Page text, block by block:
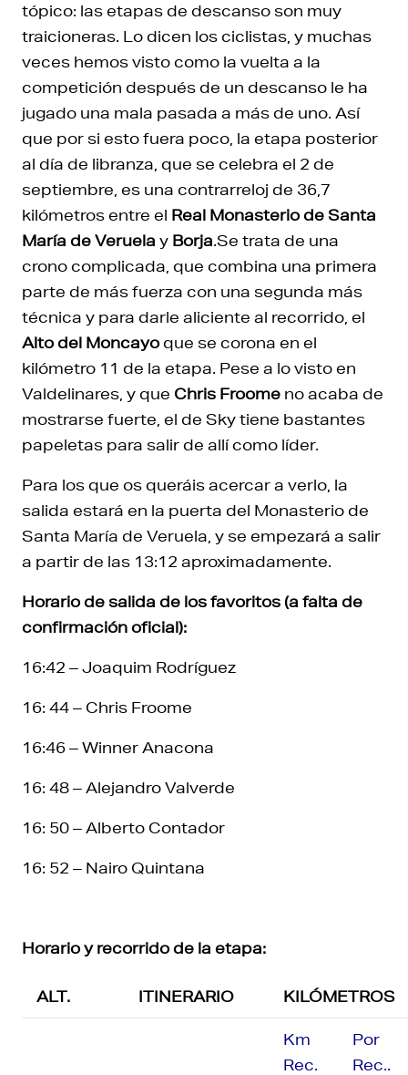
tópico: las etapas de descanso son muy
traicioneras. Lo dicen los ciclistas, y muchas
veces hemos visto como la vuelta a la
competición después de un descanso le ha
jugado una mala pasada a más de uno. Así
que por si esto fuera poco, la etapa posterior
al día de libranza, que se celebra el 2 de
septiembre, es una contrarreloj de 36,7
kilómetros entre el Real Monasterio de Santa
María de Veruela y Borja.Se trata de una
crono complicada, que combina una primera
parte de más fuerza con una segunda más
técnica y para darle aliciente al recorrido, el
Alto del Moncayoque se corona en el
kilómetro 11 de la etapa. Pese a lo visto en
Valdelinares, y que Chris Froome no acaba de
mostrarse fuerte, el de Sky tiene bastantes
papeletas para salir de allí como líder.
Para los que os queráis acercar a verlo, la
salida estará en la puerta del Monasterio de
Santa María de Veruela, y se empezará a salir
a partir de las 13:12 aproximadamente.
Horario de salida de los favoritos (a falta de
confirmación oficial):
16:42 – Joaquim Rodríguez
16: 44 – Chris Froome
16:46 – Winner Anacona
16: 48 – Alejandro Valverde
16: 50 – Alberto Contador
16: 52 – Nairo Quintana
Horario y recorrido de la etapa:
ALT. ITINERARIO KILÓMETROS
Km
Rec.
Por
Rec..